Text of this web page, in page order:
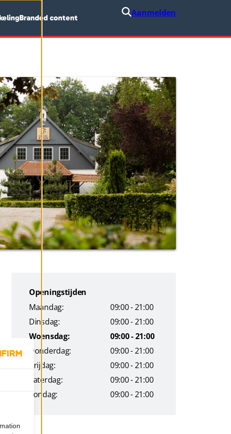
Branded content Aanmelden
Openingstijden
Maandag:
09:00 - 21:00
Dinsdag:
09:00 - 21:00
Woensdag:
09:00 - 21:00
Donderdag:
09:00 - 21:00
Vrijdag:
09:00 - 21:00
Zaterdag:
09:00 - 21:00
Zondag:
09:00 - 21:00